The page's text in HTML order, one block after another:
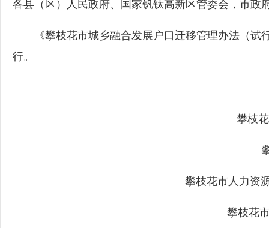
各县（区）人民政府、国家钒钛高新区管委会，市政
《攀枝花市城乡融合发展户口迁移管理办法（试
行。
攀枝花
攀
攀枝花市人力资
攀枝花市